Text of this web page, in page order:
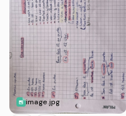
image.jpg